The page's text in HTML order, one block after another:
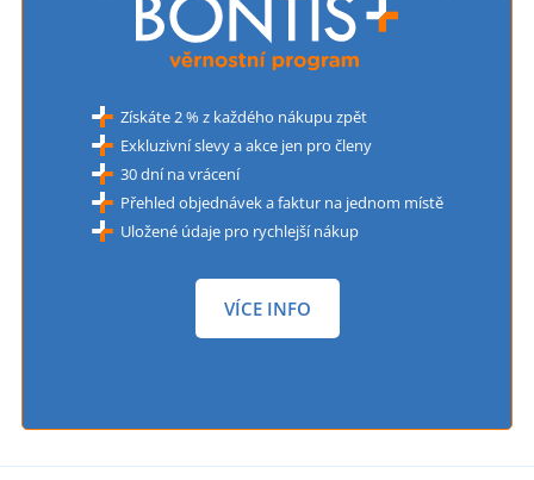
Získáte 2 % z každého nákupu zpět
Exkluzivní slevy a akce jen pro členy
30 dní na vrácení
Přehled objednávek a faktur na jednom místě
Uložené údaje pro rychlejší nákup
VÍCE INFO